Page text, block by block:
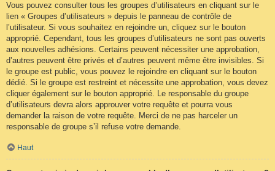
Vous pouvez consulter tous les groupes d’utilisateurs en cliquant sur le
lien « Groupes d’utilisateurs » depuis le panneau de contrôle de
l’utilisateur. Si vous souhaitez en rejoindre un, cliquez sur le bouton
approprié. Cependant, tous les groupes d’utilisateurs ne sont pas ouverts
aux nouvelles adhésions. Certains peuvent nécessiter une approbation,
d’autres peuvent être privés et d’autres peuvent même être invisibles. Si
le groupe est public, vous pouvez le rejoindre en cliquant sur le bouton
dédié. Si le groupe est restreint et nécessite une approbation, vous devez
cliquer également sur le bouton approprié. Le responsable du groupe
d’utilisateurs devra alors approuver votre requête et pourra vous
demander la raison de votre requête. Merci de ne pas harceler un
responsable de groupe s’il refuse votre demande.
Haut